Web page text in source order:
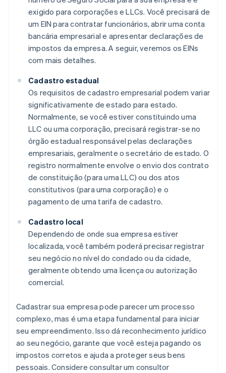
exigido para corporações e LLCs. Você precisará de
um EIN para contratar funcionários, abrir uma conta
bancária empresarial e apresentar declarações de
impostos da empresa. A seguir, veremos os EINs
com mais detalhes.
Cadastro estadual
Os requisitos de cadastro empresarial podem variar
significativamente de estado para estado.
Normalmente, se você estiver constituindo uma
LLC ou uma corporação, precisará registrar-se no
órgão estadual responsável pelas declarações
empresariais, geralmente o secretário de estado. O
registro normalmente envolve o envio dos contrato
de constituição (para uma LLC) ou dos atos
constitutivos (para uma corporação) e o
pagamento de uma tarifa de cadastro.
Cadastro local
Dependendo de onde sua empresa estiver
localizada, você também poderá precisar registrar
seu negócio no nível do condado ou da cidade,
geralmente obtendo uma licença ou autorização
comercial.
Cadastrar sua empresa pode parecer um processo
complexo, mas é uma etapa fundamental para iniciar
seu empreendimento. Isso dá reconhecimento jurídico
ao seu negócio, garante que você esteja pagando os
impostos corretos e ajuda a proteger seus bens
pessoais. Considere consultar um consultor